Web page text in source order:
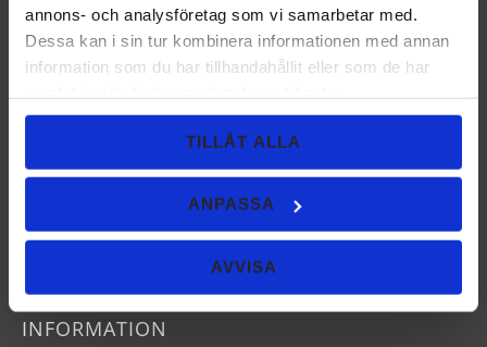
annons- och analysföretag som vi samarbetar med.
Dessa kan i sin tur kombinera informationen med annan
information som du har tillhandahållit eller som de har
TILLÅT ALLA
ANPASSA
AVVISA
NYHETSBREV
PRENUMERERA
Dina personuppgifter behandlas i enlighet med vår
integritetspolicy.
INFORMATION